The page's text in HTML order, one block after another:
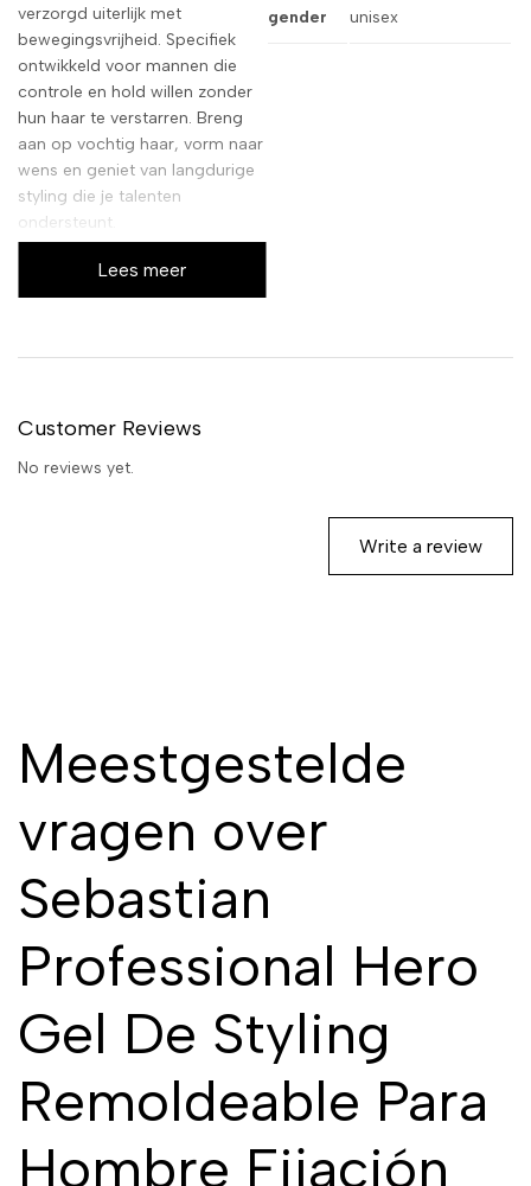
verzorgd uiterlijk met
bewegingsvrijheid. Specifiek
ontwikkeld voor mannen die
controle en hold willen zonder
hun haar te verstarren. Breng
aan op vochtig haar, vorm naar
wens en geniet van langdurige
styling die je talenten
ondersteunt.
Lees meer
gender unisex
Customer Reviews
No reviews yet.
Write a review
Meestgestelde
vragen over
Sebastian
Professional Hero
Gel De Styling
Remoldeable Para
Hombre Fijación